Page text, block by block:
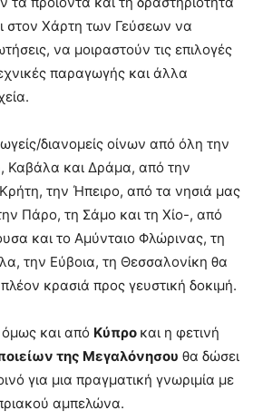
στον Χάρτη των Γεύσεων να
να μοιραστούν τις επιλογές
παραγωγής και άλλα
διανομείς οίνων από όλη την
Καβάλα και Δράμα, από την
την Ήπειρο, από τα νησιά μας
Πάρο, τη Σάμο και τη Χίο-, από
και το Αμύνταιο Φλώρινας, τη
την Εύβοια, τη Θεσσαλονίκη θα
κρασιά προς γευστική δοκιμή.
όμως και από Κύπρο και η φετινή
της Μεγαλόνησου θα δώσει
για μια πραγματική γνωριμία με
αμπελώνα.